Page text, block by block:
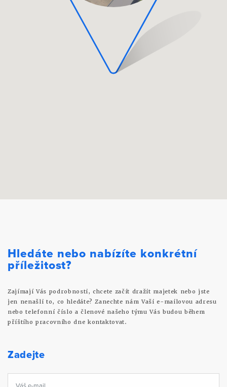
Hledáte nebo nabízíte konkrétní
příležitost?
Zajímají Vás podrobnosti, chcete začít dražit majetek nebo jste
jen nenašli to, co hledáte? Zanechte nám Vaši e-mailovou adresu
nebo telefonní číslo a členové našeho týmu Vás budou během
příštího pracovního dne kontaktovat.
Zadejte